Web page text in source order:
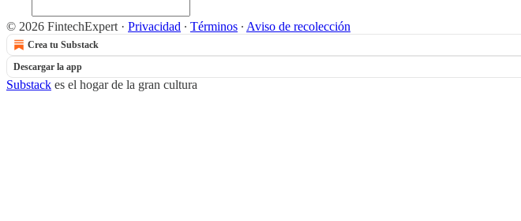
© 2026 FintechExpert · Privacidad ∙ Términos ∙ Aviso de recolección
Crea tu Substack
Descargar la app
Substack es el hogar de la gran cultura